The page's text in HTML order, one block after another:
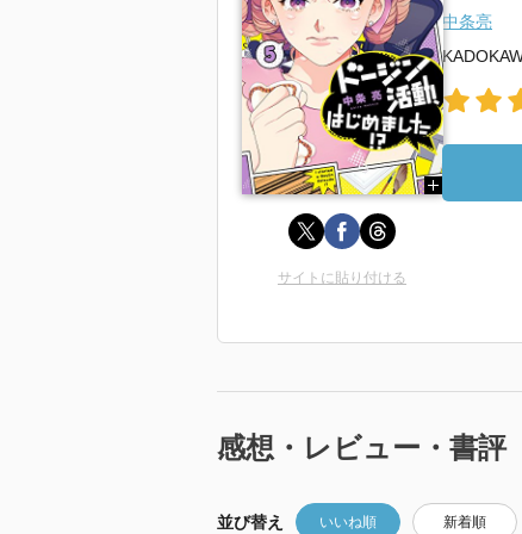
中条亮
サイトに貼り付ける
感想・レビュー・書評
並び替え いいね順 新着順